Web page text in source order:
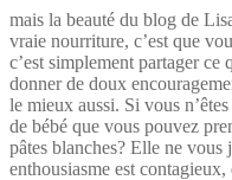
mais la beauté du blog de
vraie nourriture, c’est que
c’est simplement partager
donner de doux
le mieux aussi. Si vous
de bébé que vous pouvez
pâtes blanches? Elle ne vous
enthousiasme est